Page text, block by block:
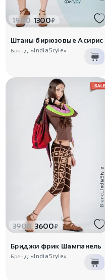
1900 1300₽
Штаны бирюзовые Асирис
Бренд: «IndiaStyle»
Brand_
IndiaStyle
3900 3600₽
Бриджи фрик Шампанель
Бренд: «IndiaStyle»